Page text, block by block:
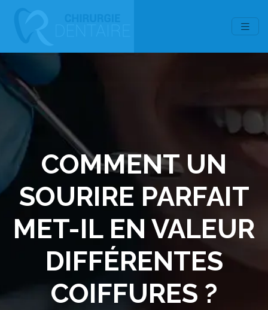
COMMENT UN
SOURIRE PARFAIT
MET-IL EN VALEUR
DIFFÉRENTES
COIFFURES ?